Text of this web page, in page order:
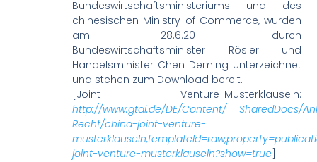
Bundeswirtschaftsministeriums und des
chinesischen Ministry of Commerce, wurden
am 28.6.2011 durch
Bundeswirtschaftsminister Rösler und
Handelsminister Chen Deming unterzeichnet
und stehen zum Download bereit.
[Joint Venture-Musterklauseln:
http://www.gtai.de/DE/Content/__SharedDocs/
Recht/china-joint-venture-
joint-venture-musterklauseln?show=true